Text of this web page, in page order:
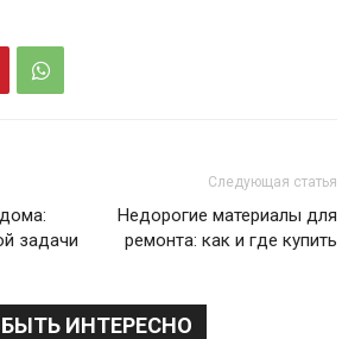
задачи
Следующая статья
Недорогие материалы для
ремонта: как и где купить
ИНТЕРЕСНО